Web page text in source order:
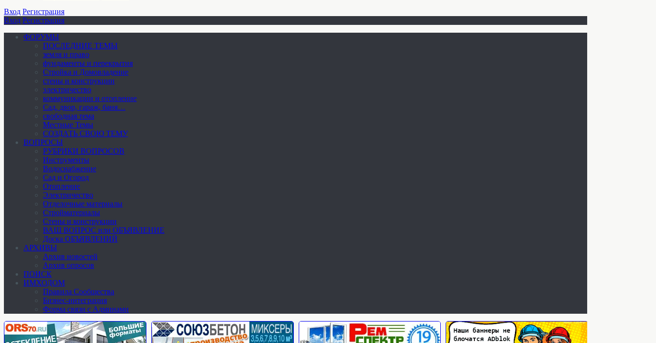
Вход Регистрация
Вход Регистрация
ФОРУМЫ
ПОСЛЕДНИЕ ТЕМЫ
земля и право
фундаменты и перекрытия
Стройка и Домовладение
стены и конструкции
электричество
коммуникации и отопление
Cад, двор, гараж, баня…
свободная тема
Местные Темы
СОЗДАТЬ СВОЮ ТЕМУ
ВОПРОСЫ
РУБРИКИ ВОПРОСОВ
Инструменты
Водоснабжение
Сад и Огород
Отопление
Электричество
Отделочные материалы
Стройматериалы
Стены и конструкции
ВАШ ВОПРОС или ОБЪЯВЛЕНИЕ
Доска ОБЪЯВЛЕНИЙ
АРХИВЫ
Архив новостей
Архив опросов
ПОИСК
ИМХОДОМ
Правила Сообщества
Бизнес-интеграция
Форма связи с Админами